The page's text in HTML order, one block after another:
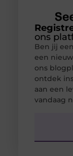
ons
Ben jij
een
ons
ontdek
aan een
vandaag